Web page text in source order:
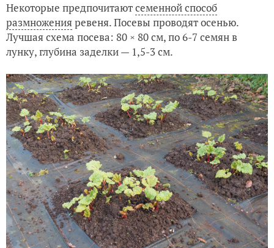
Некоторые предпочитаютсеменной способ
размноженияревеня. Посевы проводят осенью.
Лучшая схема посева: 80 × 80 см, по 6-7 семян в
лунку, глубина заделки — 1,5-3 см.